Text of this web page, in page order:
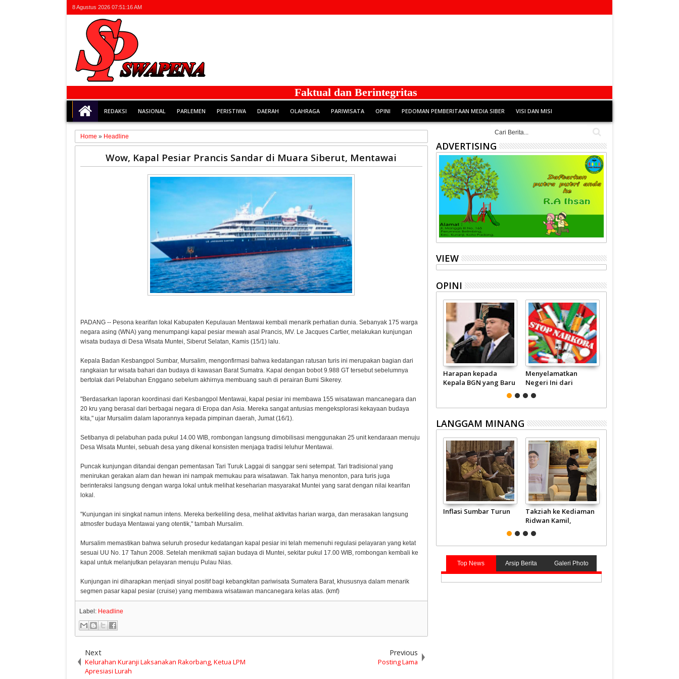
8 Agustus 2026 07:51:16 AM
Faktual dan Berintegritas
REDAKSI NASIONAL PARLEMEN PERISTIWA DAERAH OLAHRAGA PARIWISATA OPINI PEDOMAN PEMBERITAAN MEDIA SIBER VISI DAN MISI
Home » Headline
Wow, Kapal Pesiar Prancis Sandar di Muara Siberut, Mentawai
PADANG -- Pesona kearifan lokal Kabupaten Kepulauan Mentawai kembali menarik perhatian dunia. Sebanyak 175 warga
negara asing (WNA) yang menumpangi kapal pesiar mewah asal Prancis, MV. Le Jacques Cartier, melakukan kunjungan
wisata budaya di Desa Wisata Muntei, Siberut Selatan, Kamis (15/1) lalu.
Kepala Badan Kesbangpol Sumbar, Mursalim, mengonfirmasi bahwa kedatangan ratusan turis ini merupakan bagian dari
rangkaian tur wisata bahari dan budaya di kawasan Barat Sumatra. Kapal dengan bobot 9.988 GT tersebut sebelumnya
bertolak dari Pelabuhan Enggano sebelum akhirnya membuang sauh di perairan Bumi Sikerey.
"Berdasarkan laporan koordinasi dari Kesbangpol Mentawai, kapal pesiar ini membawa 155 wisatawan mancanegara dan
20 kru yang berasal dari berbagai negara di Eropa dan Asia. Mereka sangat antusias mengeksplorasi kekayaan budaya
kita," ujar Mursalim dalam laporannya kepada pimpinan daerah, Jumat (16/1).
Setibanya di pelabuhan pada pukul 14.00 WIB, rombongan langsung dimobilisasi menggunakan 25 unit kendaraan menuju
Desa Wisata Muntei, sebuah desa yang dikenal konsisten menjaga tradisi leluhur Mentawai.
Puncak kunjungan ditandai dengan pementasan Tari Turuk Laggai di sanggar seni setempat. Tari tradisional yang
menirukan gerakan alam dan hewan ini nampak memukau para wisatawan. Tak hanya menonton, para turis juga
berinteraksi langsung dengan warga lokal untuk melihat keseharian masyarakat Muntei yang sarat dengan nilai kearifan
lokal.
"Kunjungan ini singkat namun intens. Mereka berkeliling desa, melihat aktivitas harian warga, dan merasakan langsung
atmosfer budaya Mentawai yang otentik," tambah Mursalim.
Mursalim memastikan bahwa seluruh prosedur kedatangan kapal pesiar ini telah memenuhi regulasi pelayaran yang ketat
sesuai UU No. 17 Tahun 2008. Setelah menikmati sajian budaya di Muntei, sekitar pukul 17.00 WIB, rombongan kembali ke
kapal untuk melanjutkan pelayaran menuju Pulau Nias.
Kunjungan ini diharapkan menjadi sinyal positif bagi kebangkitan pariwisata Sumatera Barat, khususnya dalam menarik
segmen pasar kapal pesiar (cruise) yang membawa wisatawan mancanegara kelas atas. (kmf)
Label: Headline
Next
Kelurahan Kuranji Laksanakan Rakorbang, Ketua LPM
Apresiasi Lurah
Previous
Posting Lama
ADVERTISING
VIEW
OPINI
Harapan kepada
Kepala BGN yang Baru
Menyelamatkan
Negeri Ini dari
Narkoba
LANGGAM MINANG
Inflasi Sumbar Turun
Takziah ke Kediaman
Ridwan Kamil,
Gubernur Mahyeldi
Doakan Eril Syahid
Top News Arsip Berita Galeri Photo